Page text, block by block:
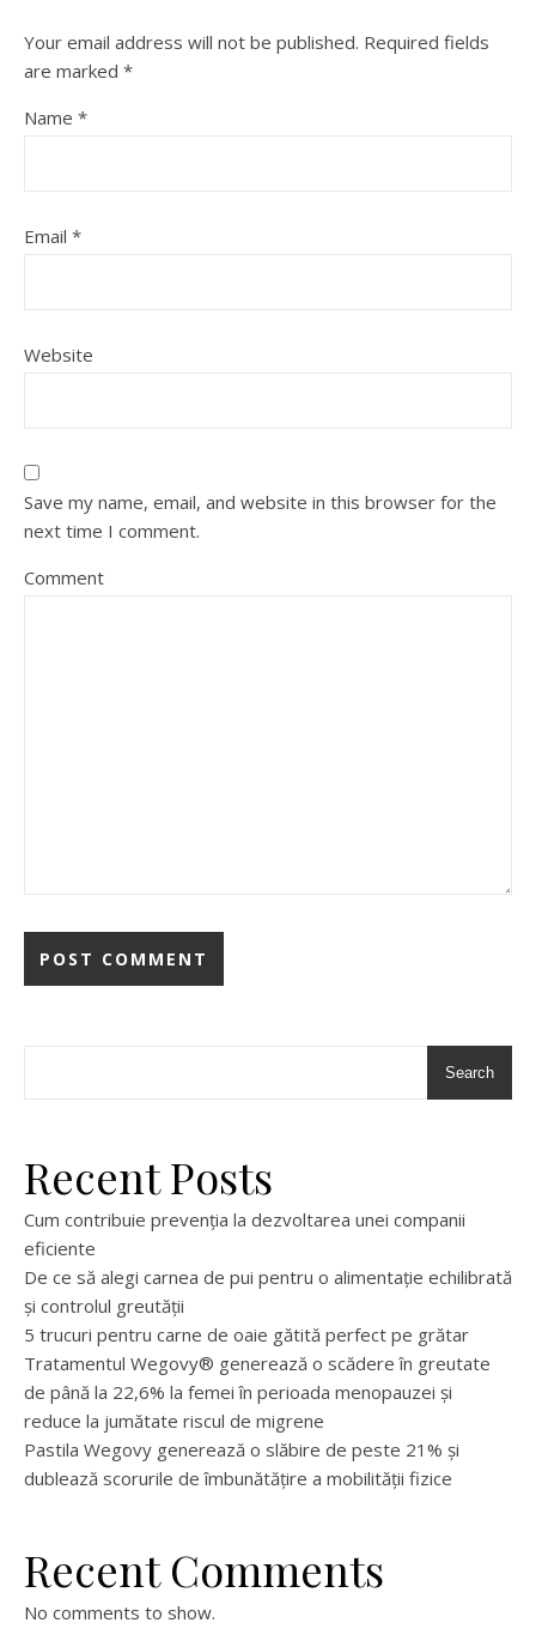
Your email address will not be published. Required fields
are marked *
Name *
Email *
Website
Save my name, email, and website in this browser for the
next time I comment.
Comment
Search
Recent Posts
Cum contribuie prevenția la dezvoltarea unei companii
eficiente
De ce să alegi carnea de pui pentru o alimentație echilibrată
și controlul greutății
5 trucuri pentru carne de oaie gătită perfect pe grătar
Tratamentul Wegovy® generează o scădere în greutate
de până la 22,6% la femei în perioada menopauzei și
reduce la jumătate riscul de migrene
Pastila Wegovy generează o slăbire de peste 21% și
dublează scorurile de îmbunătățire a mobilității fizice
Recent Comments
No comments to show.